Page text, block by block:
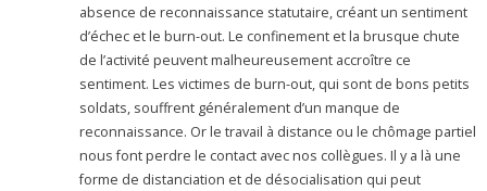
absence de reconnaissance statutaire, créant un sentiment
d’échec et le burn-out. Le confinement et la brusque chute
de l’activité peuvent malheureusement accroître ce
sentiment. Les victimes de burn-out, qui sont de bons petits
soldats, souffrent généralement d’un manque de
reconnaissance. Or le travail à distance ou le chômage partiel
nous font perdre le contact avec nos collègues. Il y a là une
forme de distanciation et de désocialisation qui peut